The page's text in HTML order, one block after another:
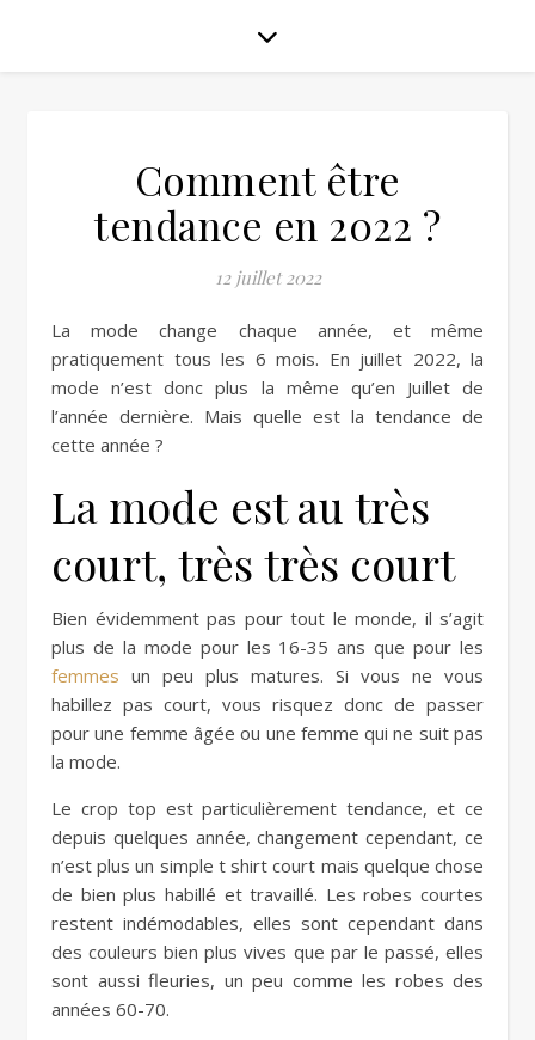
Comment être
tendance en 2022 ?
12 juillet 2022
La mode change chaque année, et même
pratiquement tous les 6 mois. En juillet 2022, la
mode n’est donc plus la même qu’en Juillet de
l’année dernière. Mais quelle est la tendance de
cette année ?
La mode est au très
court, très très court
Bien évidemment pas pour tout le monde, il s’agit
plus de la mode pour les 16-35 ans que pour les
femmes un peu plus matures. Si vous ne vous
habillez pas court, vous risquez donc de passer
pour une femme âgée ou une femme qui ne suit pas
la mode.
Le crop top est particulièrement tendance, et ce
depuis quelques année, changement cependant, ce
n’est plus un simple t shirt court mais quelque chose
de bien plus habillé et travaillé. Les robes courtes
restent indémodables, elles sont cependant dans
des couleurs bien plus vives que par le passé, elles
sont aussi fleuries, un peu comme les robes des
années 60-70.